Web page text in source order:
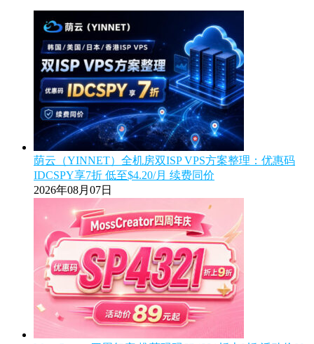
荫云（YINNET）全机房双ISP VPS方案整理：优惠码
IDCSPY享7折 低至$4.20/月 续费同价
2026年08月07日